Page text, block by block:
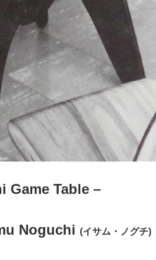
Game Table –
Noguchi (イサム・ノグチ)